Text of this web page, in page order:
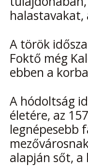
halastavakat,
A török
Foktő még
ebben a
A hódoltság
életére, az
legnépesebb
alapján sőt, a